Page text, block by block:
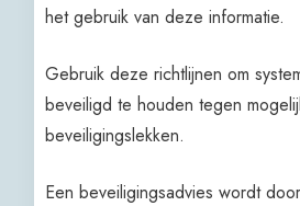
het gebruik van deze informatie.
Gebruik deze richtlijnen om
beveiligd te houden tegen
beveiligingslekken.
Een beveiligingsadvies wordt